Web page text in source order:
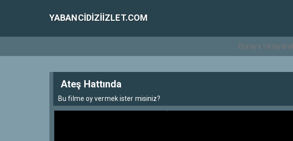
YABANCIDIZIIZLET.COM
Ateş Hattında
Bu filme oy vermek ister misiniz?